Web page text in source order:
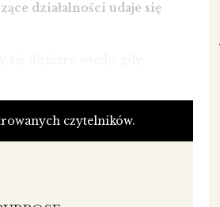
działalności udaje się
nie znają, taka forma
Z drugiej strony ludzi,
to ku przestrodze moim
czytelników.